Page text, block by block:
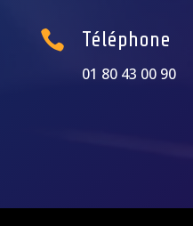
 Téléphone
01 80 43 00 90